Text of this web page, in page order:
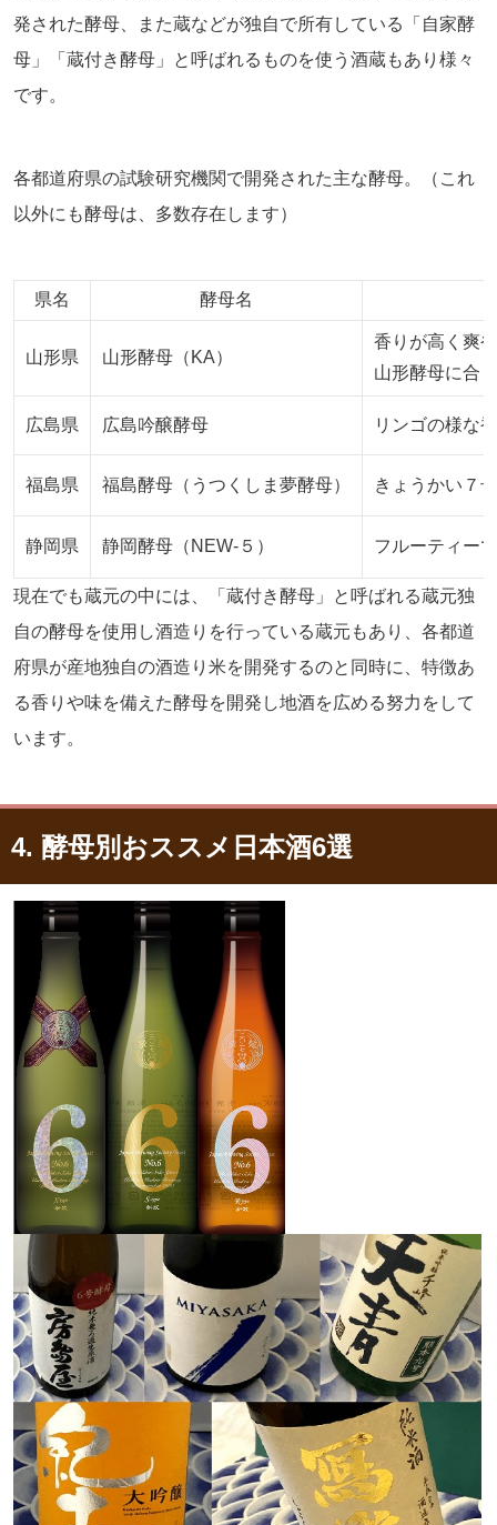
発された酵母、また蔵などが独自で所有している「自家酵
母」「蔵付き酵母」と呼ばれるものを使う酒蔵もあり様々
です。
各都道府県の試験研究機関で開発された主な酵母。（これ
以外にも酵母は、多数存在します）
県名 酵母名
山形県 山形酵母（KA）
香りが高く爽
山形酵母に合
広島県 広島吟醸酵母 リンゴの様な
福島県 福島酵母（うつくしま夢酵母） きょうかい７
静岡県 静岡酵母（ NEW- ５） フルーティー
現在でも蔵元の中には、「蔵付き酵母」と呼ばれる蔵元独
自の酵母を使用し酒造りを行っている蔵元もあり、各都道
府県が産地独自の酒造り米を開発するのと同時に、特徴あ
る香りや味を備えた酵母を開発し地酒を広める努力をして
います。
4. 酵母別おススメ日本酒6選